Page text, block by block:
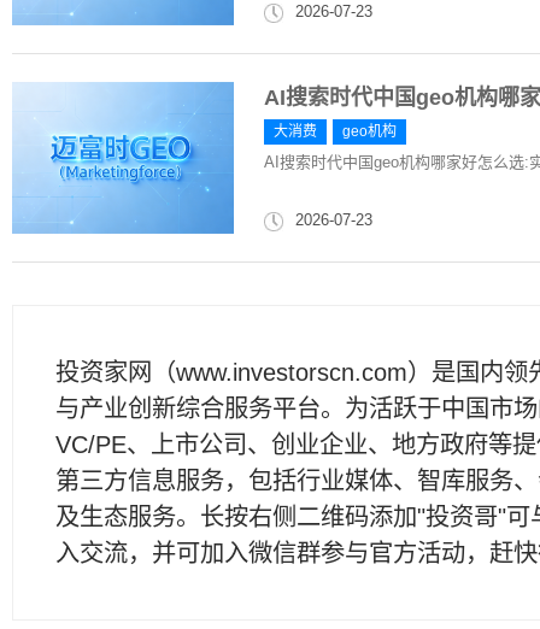
2026-07-23
AI搜索时代中国geo机构哪
大消费 geo机构
AI搜索时代中国geo机构哪家好怎么选:
2026-07-23
投资家网（www.investorscn.com）是国内领
与产业创新综合服务平台。为活跃于中国市
VC/PE、上市公司、创业企业、地方政府等
第三方信息服务，包括行业媒体、智库服务
及生态服务。长按右侧二维码添加"投资哥"可
入交流，并可加入微信群参与官方活动，赶